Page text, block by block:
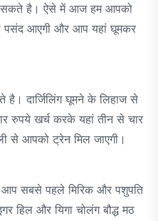
सकते है। ऐसे में आज हम आपको
पसंद आएगी और आप यहां घूमकर
है। दार्जिलिंग घूमने के लिहाज से
रुपये खर्च करके यहां तीन से चार
से आपको ट्रेन मिल जाएगी।
आप सबसे पहले मिरिक और पशुपति
हिल और यिगा चोलंग बौद्ध मठ